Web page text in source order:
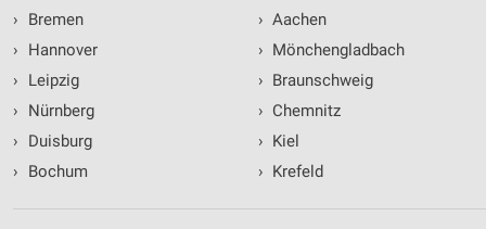
›
Bremen
›
Hannover
›
Leipzig
›
Nürnberg
›
Duisburg
›
Bochum
› Aachen
› Mönchengladbach
› Braunschweig
› Chemnitz
› Kiel
› Krefeld